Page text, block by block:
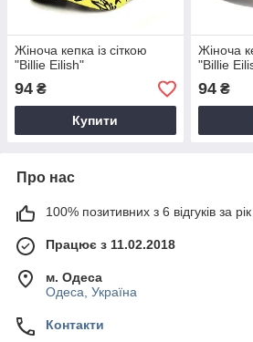
Жіноча кепка із сіткою
"Billie Eilish"
94 ₴
Купити
Жіноча
"Billie
94₴
Про нас
100% позитивних з 6 відгуків за рік
Працює з 11.02.2018
м. Одеса
Одеса, Україна
Контакти